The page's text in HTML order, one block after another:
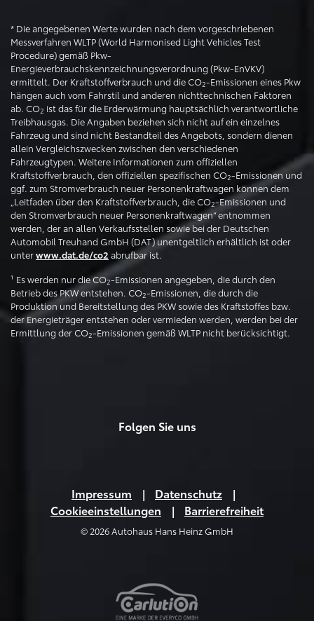
* Die angegebenen Werte wurden nach dem vorgeschriebenen
Messverfahren WLTP (World Harmonised Light Vehicles Test
Procedure) gemäß Pkw-
Energieverbrauchskennzeichnungsverordnung (Pkw-EnVKV)
ermittelt. Der Kraftstoffverbrauch und die CO2-Emissionen eines Pkw
hängen auch vom Fahrstil und anderen nichttechnischen Faktoren
ab. CO2 ist das für die Erderwärmung hauptsächlich verantwortliche
Treibhausgas. Die Angaben beziehen sich nicht auf ein einzelnes
Fahrzeug und sind nicht Bestandteil des Angebots, sondern dienen
allein Vergleichszwecken zwischen den verschiedenen
Fahrzeugtypen. Weitere Informationen zum offiziellen
Kraftstoffverbrauch, den offiziellen spezifischen CO2-Emissionen und
ggf. zum Stromverbrauch neuer Personenkraftwagen können dem
„Leitfaden über den Kraftstoffverbrauch, die CO2-Emissionen und
den Stromverbrauch neuer Personenkraftwagen“ entnommen
werden, der an allen Verkaufsstellen sowie bei der Deutschen
Automobil Treuhand GmbH (DAT) unentgeltlich erhältlich ist oder
unterwww.dat.de/co2 abrufbar ist.
¹ Es werden nur die CO2-Emissionen angegeben, die durch den
Betrieb des PKW entstehen. CO2-Emissionen, die durch die
Produktion und Bereitstellung des PKW sowie des Kraftstoffes bzw.
der Energieträger entstehen oder vermieden werden, werden bei der
Ermittlung der CO2-Emissionen gemäß WLTP nicht berücksichtigt.
Folgen Sie uns
Impressum
Datenschutz
Cookieeinstellungen
Barrierefreiheit
© 2026 Autohaus Hans Heinz GmbH